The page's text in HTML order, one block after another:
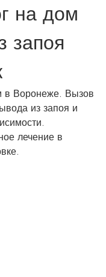
на дом
запоя
в Воронеже. Вызов
из запоя и
лечение в